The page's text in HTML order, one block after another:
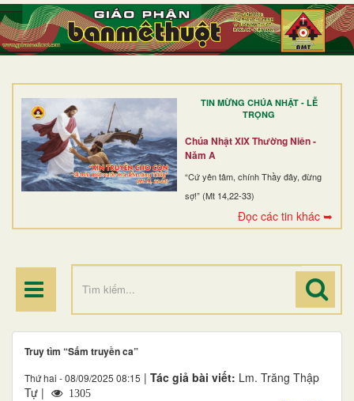
TIN MỪNG CHÚA NHẬT - LỄ
TRỌNG
Chúa Nhật XIX Thường Niên -
Năm A
“Cứ yên tâm, chính Thầy đây, đừng
sợ!” (Mt 14,22-33)
Đọc các tin khác ➥
TRANG NHẤT
GIỚI THIỆU
DÒNG TU
BAN MỤC VỤ
ĐOÀN THỂ CG
ĐIỂM HÀNH HƯƠNG
Truy tìm “Sấm truyền ca”
Thứ hai - 08/09/2025 08:15 | Tác giả bài viết: Lm. Trăng Thập
Tự |
1305